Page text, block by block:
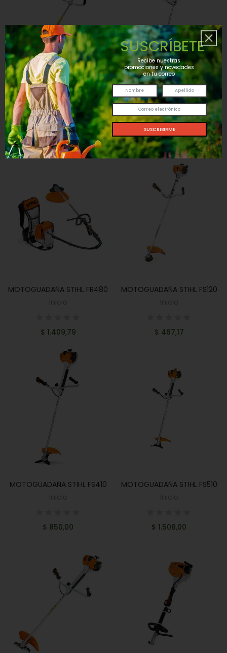
AÑADIR AL CARRITO
MOTOGUADAÑA STIHL FS 55
Inicio
$ 335,77
AÑADIR AL CARRITO
MOTOGUADAÑA STIHL FS 351
Inicio
$ 723,50
AÑADIR AL CARRITO
MOTOGUADAÑA STIHL FR480
$ 1.409,79
AÑADIR AL CARRITO
MOTOGUADAÑA STIHL FS120
$ 467,17
AÑADIR AL CARRITO
MOTOGUADAÑA STIHL FS410
$ 850,00
AÑADIR AL CARRITO
MOTOGUADAÑA STIHL FS510
$ 1.508,00
SUSCRÍBETE
Recibe nuestras
promociones y novedades
en tu correo